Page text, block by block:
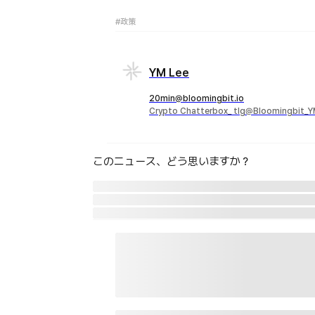
#政策
YM Lee
20min@bloomingbit.io
Crypto Chatterbox_
このニュース、どう思いますか？